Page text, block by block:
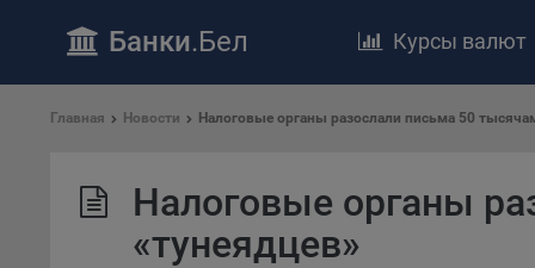
Банки.Бел Курсы валют
Главная Новости ​Налоговые органы разослали письма 50
​Налоговые органы
«тунеядцев»